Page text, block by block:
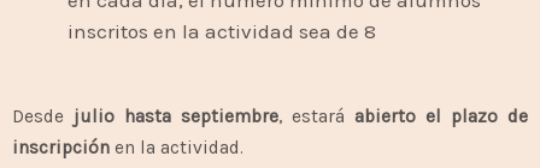
inscritos en la actividad sea de 8
Desde julio hasta septiembre, estará abierto el plazo de
inscripción en la actividad.